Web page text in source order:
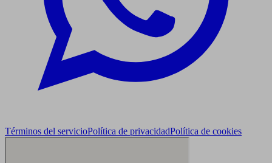
Términos del servicioPolítica de privacidadPolítica de cookies